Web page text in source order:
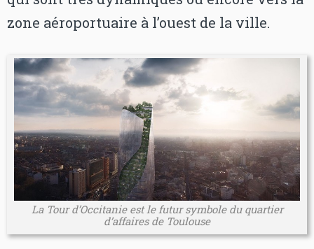
zone aéroportuaire à l’ouest de la ville.
La Tour d’Occitanie est le futur symbole du quartier
d’affaires de Toulouse